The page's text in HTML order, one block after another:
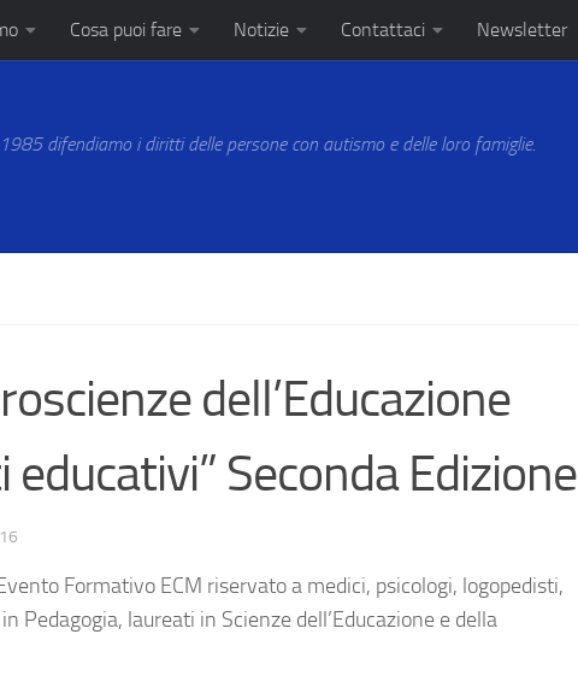
Cosa puoi fare Notizie Contattaci Newsletter
difendiamo i diritti delle persone con autismo e delle loro famiglie.
dell’Educazione
Seconda Edizione
Formativo ECM riservato a medici, psicologi, logopedisti,
Pedagogia, laureati in Scienze dell’Educazione e della